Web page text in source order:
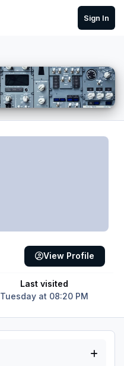
Sign In
Last visited
Tuesday at 08:20 PM
View Profile